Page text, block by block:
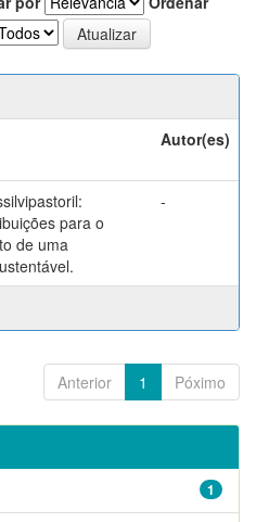
Autor(es)
para o
de uma
-
Anterior 1 Póximo
1